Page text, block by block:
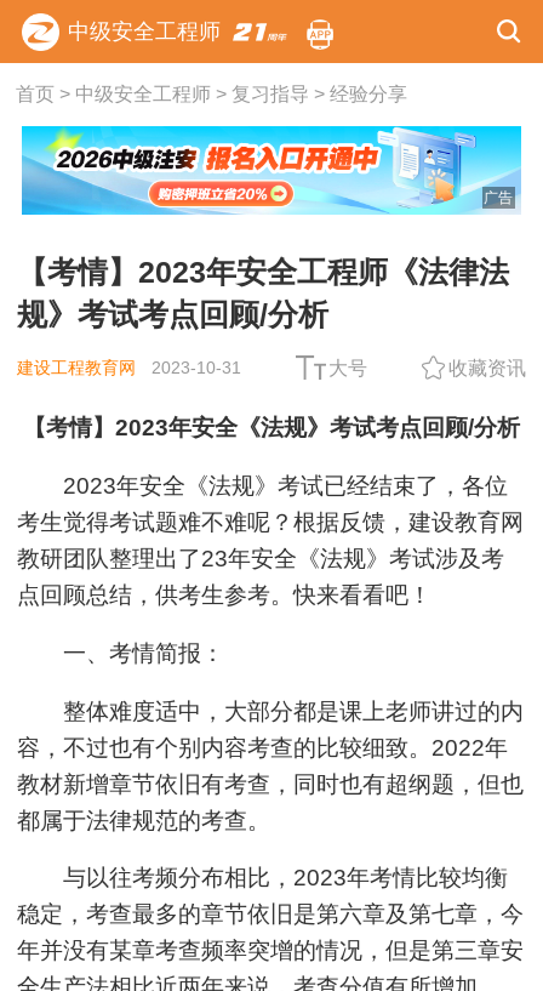
中级安全工程师
首页> 中级安全工程师> 复习指导 > 经验分享
广告
【考情】2023年安全工程师《法律法
规》考试考点回顾/分析
建设工程教育网 2023-10-31 大号 收藏资讯
【考情】2023年安全《法规》考试考点回顾/分析
2023年安全《法规》考试已经结束了，各位
考生觉得考试题难不难呢？根据反馈，建设教育网
教研团队整理出了23年安全《法规》考试涉及考
点回顾总结，供考生参考。快来看看吧！
一、考情简报：
整体难度适中，大部分都是课上老师讲过的内
容，不过也有个别内容考查的比较细致。2022年
教材新增章节依旧有考查，同时也有超纲题，但也
都属于法律规范的考查。
与以往考频分布相比，2023年考情比较均衡
稳定，考查最多的章节依旧是第六章及第七章，今
年并没有某章考查频率突增的情况，但是第三章安